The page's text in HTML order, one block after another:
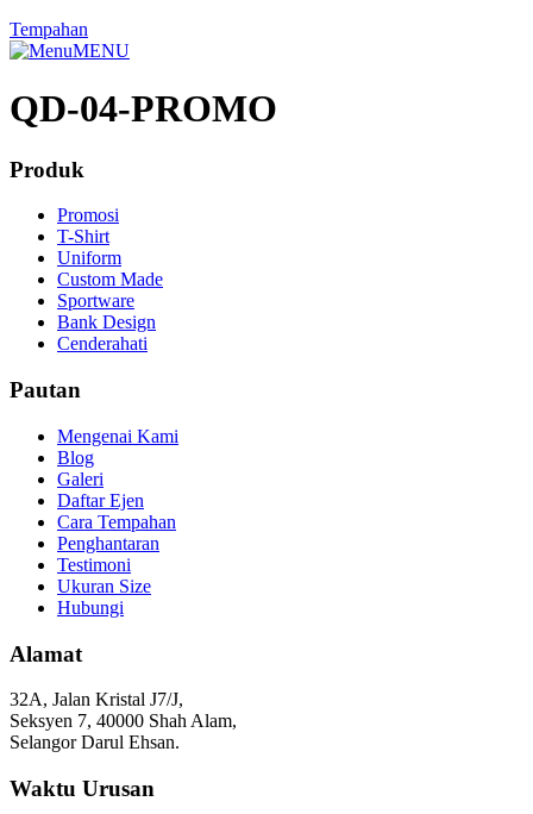
Tempahan
MENU
QD-04-PROMO
Produk
Promosi
T-Shirt
Uniform
Custom Made
Sportware
Bank Design
Cenderahati
Pautan
Mengenai Kami
Blog
Galeri
Daftar Ejen
Cara Tempahan
Penghantaran
Testimoni
Ukuran Size
Hubungi
Alamat
32A, Jalan Kristal J7/J,
Seksyen 7, 40000 Shah Alam,
Selangor Darul Ehsan.
Waktu Urusan